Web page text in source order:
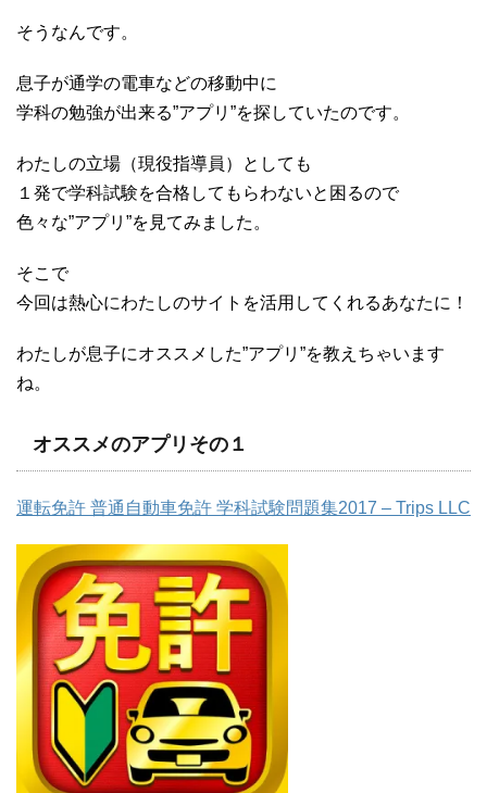
そうなんです。
息子が通学の電車などの移動中に
学科の勉強が出来る”アプリ”を探していたのです。
わたしの立場（現役指導員）としても
１発で学科試験を合格してもらわないと困るので
色々な”アプリ”を見てみました。
そこで
今回は熱心にわたしのサイトを活用してくれるあなたに！
わたしが息子にオススメした”アプリ”を教えちゃいます
ね。
オススメのアプリその１
運転免許 普通自動車免許 学科試験問題集2017 – Trips LLC